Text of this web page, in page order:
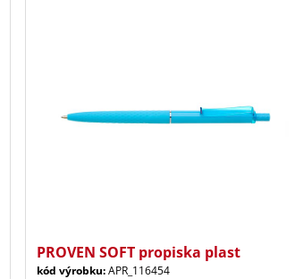
PROVEN SOFT propiska plast
kód výrobku:APR_116454